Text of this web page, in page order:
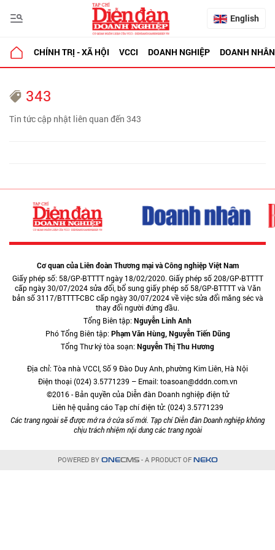
English
CHÍNH TRỊ - XÃ HỘI VCCI DOANH NGHIỆP DOANH NHÂN
343
Tin tức cập nhật liên quan đến 343
Cơ quan của Liên đoàn Thương mại và Công nghiệp Việt Nam
Giấy phép số: 58/GP-BTTTT ngày 18/02/2020. Giấy phép số 208/GP-BTTTT
cấp ngày 30/07/2024 sửa đổi, bổ sung giấy phép số 58/GP-BTTTT và Văn
bản số 3117/BTTTT-CBC cấp ngày 30/07/2024 về việc sửa đổi măng séc và
thay đổi người đứng đầu.
Tổng Biên tập:Nguyễn Linh Anh
Phó Tổng Biên tập:Phạm Văn Hùng, Nguyễn Tiến Dũng
Tổng Thư ký tòa soạn:Nguyễn Thị Thu Hương
Địa chỉ: Tòa nhà VCCI, Số 9 Đào Duy Anh, phường Kim Liên, Hà Nội
Điện thoại (024) 3.5771239 – Email: toasoan@dddn.com.vn
©2016 - Bản quyền của Diễn đàn Doanh nghiệp điện tử
Liên hệ quảng cáo Tạp chí điện tử: (024) 3.5771239
Các trang ngoài sẽ được mở ra ở cửa sổ mới. Tạp chí Diễn đàn Doanh nghiệp không
chịu trách nhiệm nội dung các trang ngoài
POWERED BY ONECMS- A PRODUCT OF NEKO